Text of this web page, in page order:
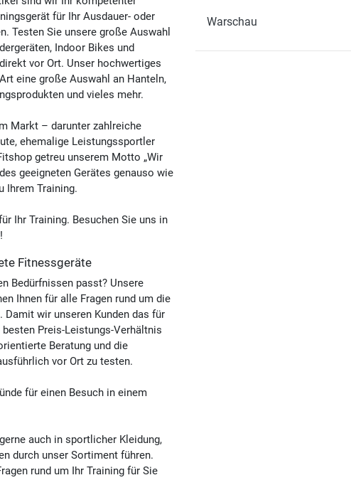
4,8 / 5(725)
4,9 / 5(1273)
für Ihr Ausdauer- oder
Testen Sie unsere große Auswahl
Indoor Bikes und
vor Ort. Unser hochwertiges
eine große Auswahl an Hanteln,
und vieles mehr.
Markt – darunter zahlreiche
ehemalige Leistungssportler
getreu unserem Motto „Wir
geeigneten Gerätes genauso wie
Ihrem Training.
Ihr Training. Besuchen Sie uns in
Fitnessgeräte
Bedürfnissen passt? Unsere
Ihnen für alle Fragen rund um die
Damit wir unseren Kunden das für
Preis-Leistungs-Verhältnis
Beratung und die
vor Ort zu testen.
für einen Besuch in einem
auch in sportlicher Kleidung,
durch unser Sortiment führen.
rund um Ihr Training für Sie
Warschau